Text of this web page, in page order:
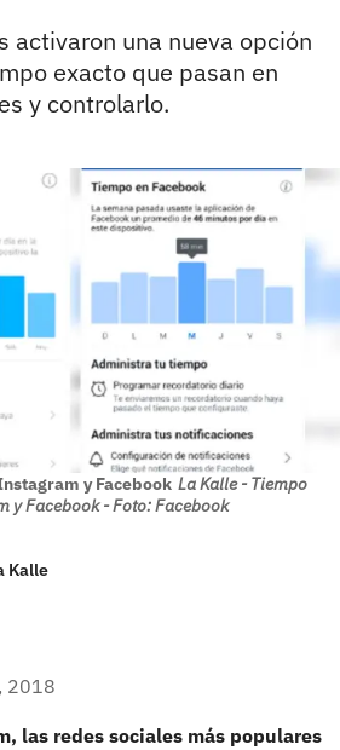
activaron una nueva opción
exacto que pasan en
y controlarlo.
y Facebook La Kalle - Tiempo
y Facebook - Foto: Facebook
Kalle
2018
las redes sociales más populares